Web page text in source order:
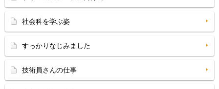
社会科を学ぶ姿
すっかりなじみました
技術員さんの仕事